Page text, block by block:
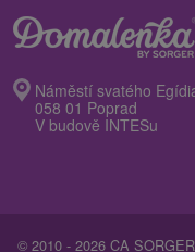
Náměstí svatého
058 01 Poprad
V budově INTESu
© 2010 - 2026 CA